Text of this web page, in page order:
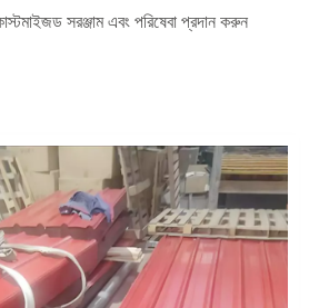
সরঞ্জাম এবং পরিষেবা প্রদান করুন